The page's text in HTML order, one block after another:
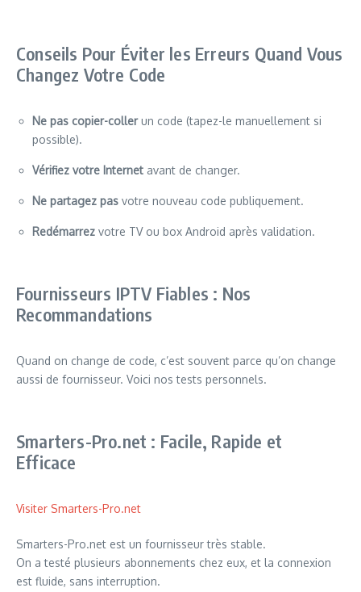
Conseils Pour Éviter les Erreurs Quand Vous
Changez Votre Code
Ne pas copier-collerun code (tapez-le manuellement si
possible).
Vérifiez votre Internet avant de changer.
Ne partagez pas votre nouveau code publiquement.
Redémarrez votre TV ou box Android après validation.
Fournisseurs IPTV Fiables : Nos
Recommandations
Quand on change de code, c’est souvent parce qu’on change
aussi de fournisseur. Voici nos tests personnels.
Smarters-Pro.net : Facile, Rapide et
Efficace
Visiter Smarters-Pro.net
Smarters-Pro.net est un fournisseur très stable.
On a testé plusieurs abonnements chez eux, et la connexion
est fluide, sans interruption.